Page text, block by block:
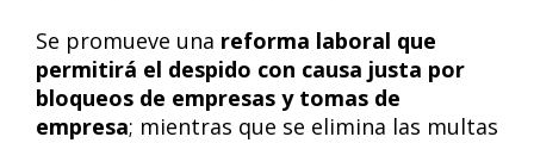
Se promueve una reforma laboral que
permitirá el despido con causa justa por
bloqueos de empresas y tomas de
empresa; mientras que se elimina las multas